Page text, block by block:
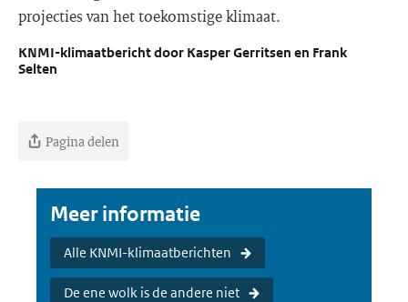
projecties van het toekomstige klimaat.
KNMI-klimaatbericht door Kasper Gerritsen en Frank
Selten
Pagina delen
Meer informatie
Alle KNMI-klimaatberichten
De ene wolk is de andere niet